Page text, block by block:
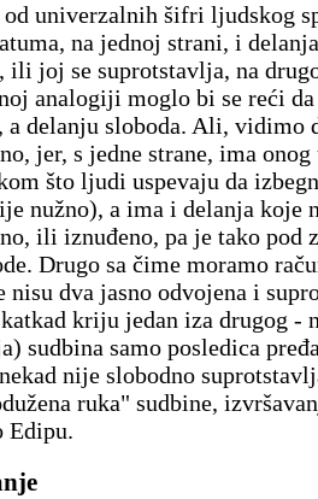
univerzalnih šifri ljudskog
na jednoj strani, i
ili joj se suprotstavlja, na
analogiji moglo bi se reći
a delanju sloboda. Ali, vidimo
jer, s jedne strane, ima
što ljudi uspevaju da
nužno), a ima i delanja koje
ili iznuđeno, pa je tako pod
Drugo sa čime moramo
nisu dva jasno odvojena i
kriju jedan iza drugog -
sudbina samo posledica
nije slobodno
ruka" sudbine,
Edipu.